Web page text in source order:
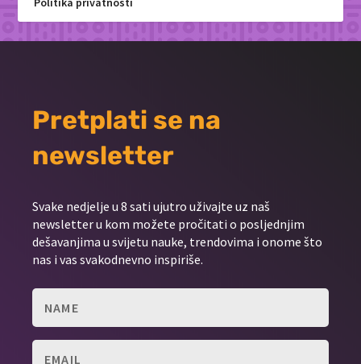
Pretplati se na
newsletter
Svake nedjelje u 8 sati ujutro uživajte uz naš
newsletter u kom možete pročitati o posljednjim
dešavanjima u svijetu nauke, trendovima i onome što
nas i vas svakodnevno inspiriše.